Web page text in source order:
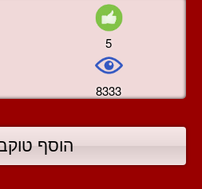
5
8333
הוסף